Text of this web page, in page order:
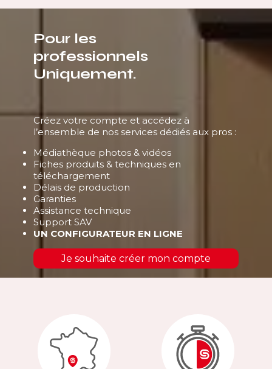
Pour les
professionnels
Uniquement.
Créez votre compte et accédez à
l’ensemble de nos services dédiés aux pros :
Médiathèque photos & vidéos
Fiches produits & techniques en
téléchargement
Délais de production
Garanties
Assistance technique
Support SAV
UN CONFIGURATEUR EN LIGNE
Je souhaite créer mon compte